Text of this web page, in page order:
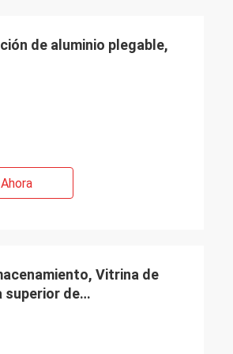
de aluminio plegable,
Vitrina de
superior de